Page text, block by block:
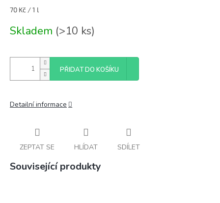
Měrná
70 Kč / 1 l
Skladem (>10 ks)
PŘIDAT DO KOŠÍKU
Detailní informace
ZEPTAT SE HLÍDAT SDÍLET
Související produkty